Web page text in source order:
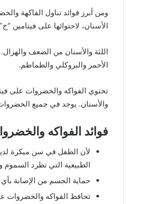
ومن أبرز فوائد تناول الفاكهة
الأسنان، لاحتوائها على فيتامين
اللثة والأسنان من الضعف
الأحمر والبروكلي والطماطم.
تحتوي الفواكه والخضروات على
والأسنان. يوجد في جميع
فوائد الفواكه
لأن الطفل في سن مبكرة
الطبيعية التي تطرد
حماية الجسم من الإصابة
تحافظ الفواكه والخضروات